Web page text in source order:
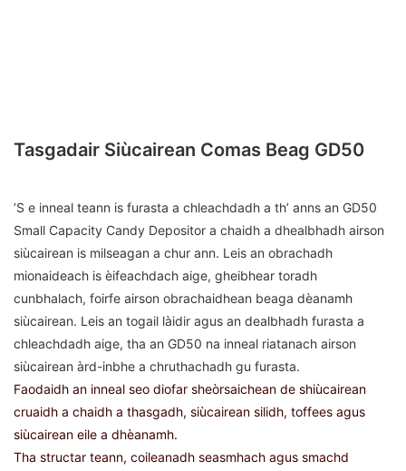
Tasgadair Siùcairean Comas Beag GD50
’S e inneal teann is furasta a chleachdadh a th’ anns an GD50
Small Capacity Candy Depositor a chaidh a dhealbhadh airson
siùcairean is milseagan a chur ann. Leis an obrachadh
mionaideach is èifeachdach aige, gheibhear toradh
cunbhalach, foirfe airson obrachaidhean beaga dèanamh
siùcairean. Leis an togail làidir agus an dealbhadh furasta a
chleachdadh aige, tha an GD50 na inneal riatanach airson
siùcairean àrd-inbhe a chruthachadh gu furasta.
Faodaidh an inneal seo diofar sheòrsaichean de shiùcairean
cruaidh a chaidh a thasgadh, siùcairean silidh, toffees agus
siùcairean eile a dhèanamh.
Tha structar teann, coileanadh seasmhach agus smachd